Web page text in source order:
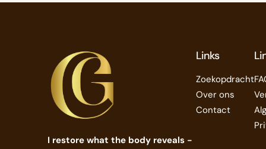
I restore what the body reveals -
Links
Zoekopdracht
Over ons
Contact